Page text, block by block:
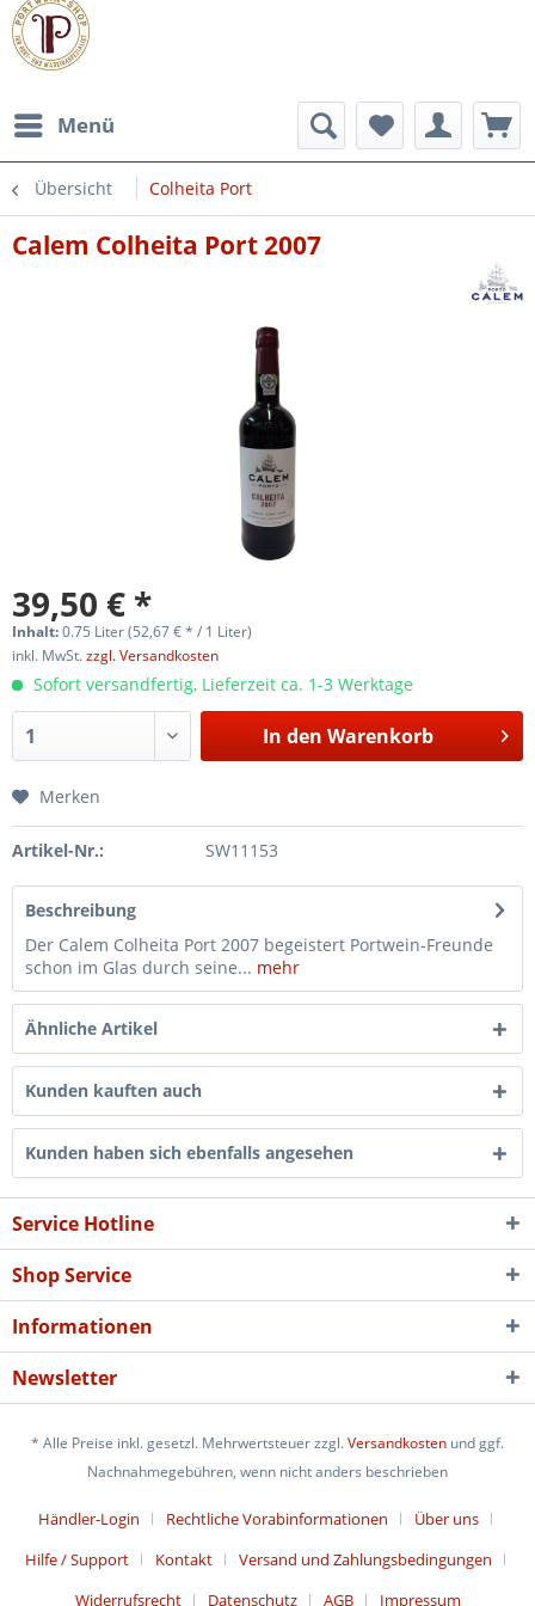
Menü
Übersicht Colheita Port
Calem Colheita Port 2007
39,50 € *
Inhalt:0.75 Liter (52,67 € * / 1 Liter)
inkl. MwSt.zzgl. Versandkosten
Sofort versandfertig, Lieferzeit ca. 1-3 Werktage
In den Warenkorb
Merken
Artikel-Nr.: SW11153
Beschreibung
Der Calem Colheita Port 2007 begeistert Portwein-Freunde
schon im Glas durch seine... mehr
Ähnliche Artikel
Kunden kauften auch
Kunden haben sich ebenfalls angesehen
Service Hotline
Shop Service
Informationen
Newsletter
* Alle Preise inkl. gesetzl. Mehrwertsteuer zzgl.Versandkosten und ggf.
Nachnahmegebühren, wenn nicht anders beschrieben
Händler-Login Rechtliche Vorabinformationen
Über uns
Hilfe / Support
Kontakt
Versand und Zahlungsbedingungen
Widerrufsrecht
Datenschutz AGB Impressum